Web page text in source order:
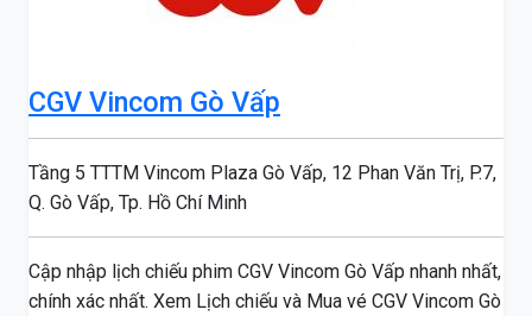
CGV Vincom Gò Vấp
Tầng 5 TTTM Vincom Plaza Gò Vấp, 12 Phan Văn Trị, P.7,
Q. Gò Vấp, Tp. Hồ Chí Minh
Cập nhập lịch chiếu phim CGV Vincom Gò Vấp nhanh nhất,
chính xác nhất. Xem Lịch chiếu và Mua vé CGV Vincom Gò